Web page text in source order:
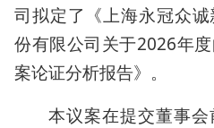
司拟定了《上海永冠众
份有限公司关于2026年
案论证分析报告》。
本议案在提交董事